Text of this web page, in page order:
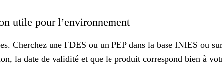
utile pour l’environnement
Cherchez une FDES ou un PEP dans la base INIES ou
la date de validité et que le produit correspond bien à